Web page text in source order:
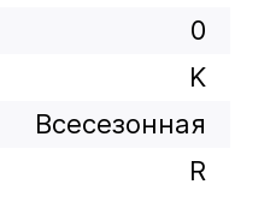
0
K
Всесезонная
R